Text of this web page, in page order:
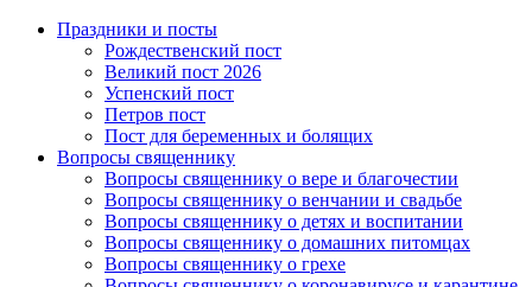
Праздники и посты
Рождественский пост
Великий пост 2026
Успенский пост
Петров пост
Пост для беременных и болящих
Вопросы священнику
Вопросы священнику о вере и благочестии
Вопросы священнику о венчании и свадьбе
Вопросы священнику о детях и воспитании
Вопросы священнику о домашних питомцах
Вопросы священнику о грехе